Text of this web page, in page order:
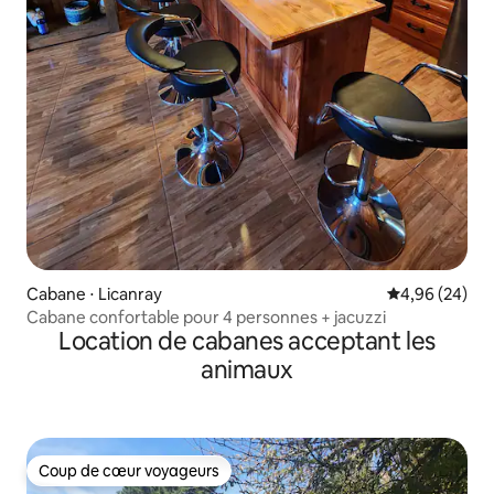
Cabane ⋅ Licanray Évaluation
4,96 (24)
Cabane confortable pour 4 personnes + jacuzzi
Location de cabanes acceptant les
animaux
Coup de cœur voyageurs
Coup de cœur voyageurs